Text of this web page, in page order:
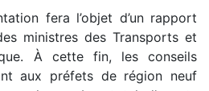
fera l’objet d’un rapport
ministres des Transports et
À cette fin, les conseils
aux préfets de région neuf